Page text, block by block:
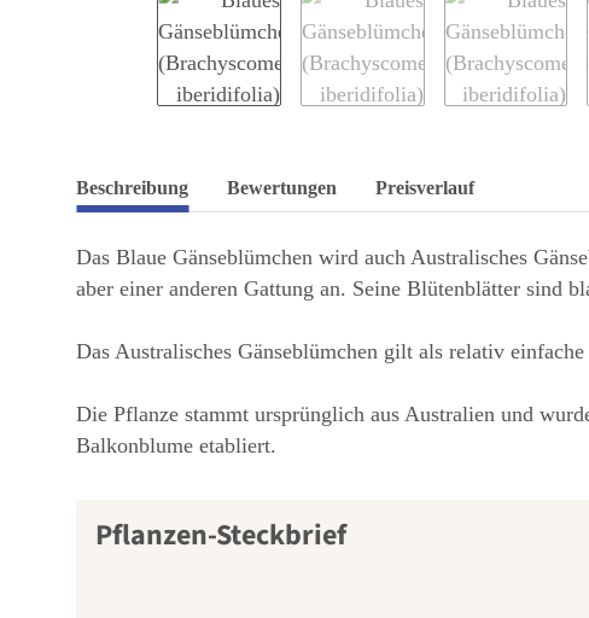
Beschreibung Bewertungen Preisverlauf
Das Blaue Gänseblümchen wird auch Australisches
aber einer anderen Gattung an. Seine Blütenblätter sind
Das Australisches Gänseblümchen gilt als relativ
Die Pflanze stammt ursprünglich aus Australien und
Balkonblume etabliert.
Pflanzen-Steckbrief